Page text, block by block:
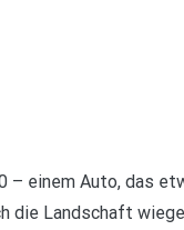
einem Auto, das
die Landschaft